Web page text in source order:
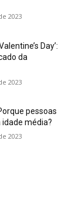
2023
Day’:
da
2023
pessoas
média?
2023